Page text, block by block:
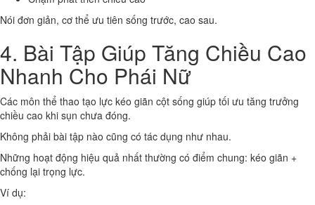
Nói đơn giản, cơ thể ưu tiên sống trước, cao sau.
4. Bài Tập Giúp Tăng Chiều Cao
Nhanh Cho Phái Nữ
Các môn thể thao tạo lực kéo giãn cột sống giúp tối ưu tăng trưởng
chiều cao khi sụn chưa đóng.
Không phải bài tập nào cũng có tác dụng như nhau.
Những hoạt động hiệu quả nhất thường có điểm chung: kéo giãn +
chống lại trọng lực.
Ví dụ: